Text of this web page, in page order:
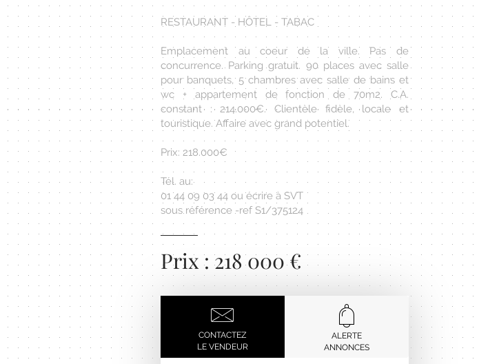
RESTAURANT - HÔTEL - TABAC
Emplacement au coeur de la ville. Pas de
concurrence. Parking gratuit. 90 places avec salle
pour banquets, 5 chambres avec salle de bains et
wc + appartement de fonction de 70m2. C.A.
constant : 214.000€. Clientèle fidèle, locale et
touristique. Affaire avec grand potentiel.
Prix: 218.000€
Tél. au:
01 44 09 03 44 ou écrire à SVT
sous référence -ref S1/375124
Prix : 218 000 €
CONTACTEZ
LE VENDEUR
ALERTE
ANNONCES